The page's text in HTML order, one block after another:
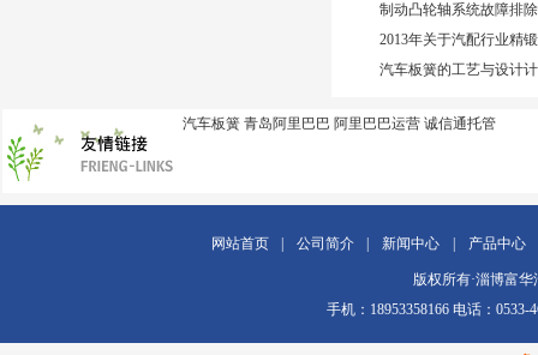
制动凸轮轴系统故障排除
2013年关于汽配行业精
汽车板簧的工艺与设计
汽车板簧 青岛阿里巴巴 阿里巴巴运营 诚信通托管
网站首页 公司简介 新闻中心 产品中心
版权所有·淄博富
手机：18953358166 电话：